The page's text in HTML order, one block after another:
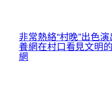
非常熱絡“村晚”出色
養網在村口看見文明
網